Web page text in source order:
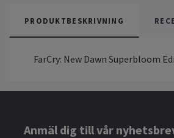
PRODUKTBESKRIVNING
FarCry: New Dawn Superbloom
Anmäl dig till vår